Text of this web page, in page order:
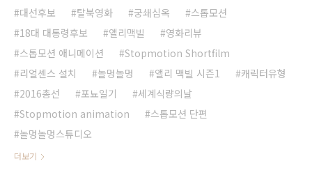
대선후보
탈북영화 궁쇄심옥
스톱모션
18대 대통령후보
앨리맥빌
영화리뷰
스톱모션 애니메이션
Stopmotion Shortfilm
리얼센스 설치
놀멍놀멍 앨리 맥빌 시즌1
캐릭터유형
2016총선
포뇨일기
세계식량의날
Stopmotion animation
스톱모션 단편
놀멍놀멍스튜디오
더보기